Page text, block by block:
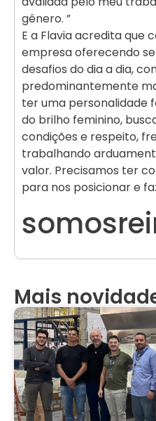
gênero. ”
E a Flavia acredita que
empresa oferecendo
desafios do dia a dia,
predominantemente
ter uma personalidade
do brilho feminino,
condições e respeito,
trabalhando
valor. Precisamos ter
para nos posicionar e
Mais